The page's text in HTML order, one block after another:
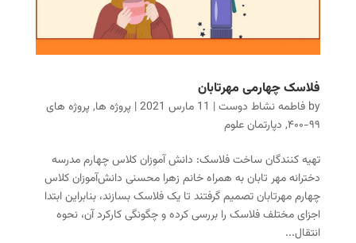
فلاسک چهارمی مهرتابان
by فاطمه نشاط دوست| 11 مارس 2021 | پروژه ها, پروژه های
۹۹-۴۰۰
, دپارتمان علوم
تهیه کنندگان ساخت فلاسک: دانش آموزان کلاس چهارم مدرسه
دخترانه مهر تابان به همراه خانم زهرا محسنی دانش‌آموزان کلاس
چهارم مهرتابان تصمیم گرفتند تا یک فلاسک بسازند، بنابراین ابتدا
اجزای مختلف فلاسک را بررسی کرده و چگونگی کارکرد آن، نحوه
انتقال...